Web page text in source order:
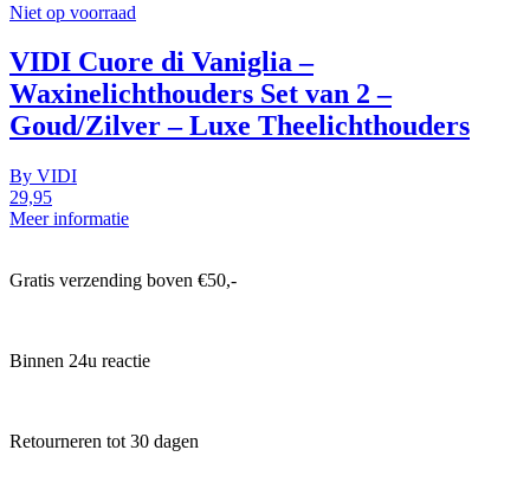
Niet op voorraad
VIDI Cuore di Vaniglia –
Waxinelichthouders Set van 2 –
Goud/Zilver – Luxe Theelichthouders
By VIDI
29,95
Meer informatie
Gratis verzending boven €50,-
Binnen 24u reactie
Retourneren tot 30 dagen